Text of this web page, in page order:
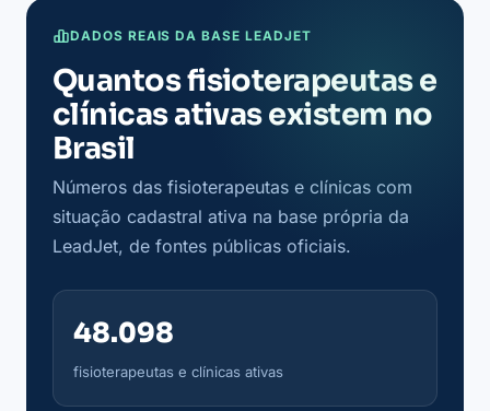
DADOS REAIS DA BASE LEADJET
Quantos fisioterapeutas e
clínicas ativas existem no
Brasil
Números das fisioterapeutas e clínicas com
situação cadastral ativa na base própria da
LeadJet, de fontes públicas oficiais.
48.098
fisioterapeutas e clínicas ativas